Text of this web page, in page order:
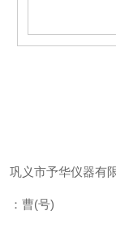
巩义市予华仪器有
：曹(号)